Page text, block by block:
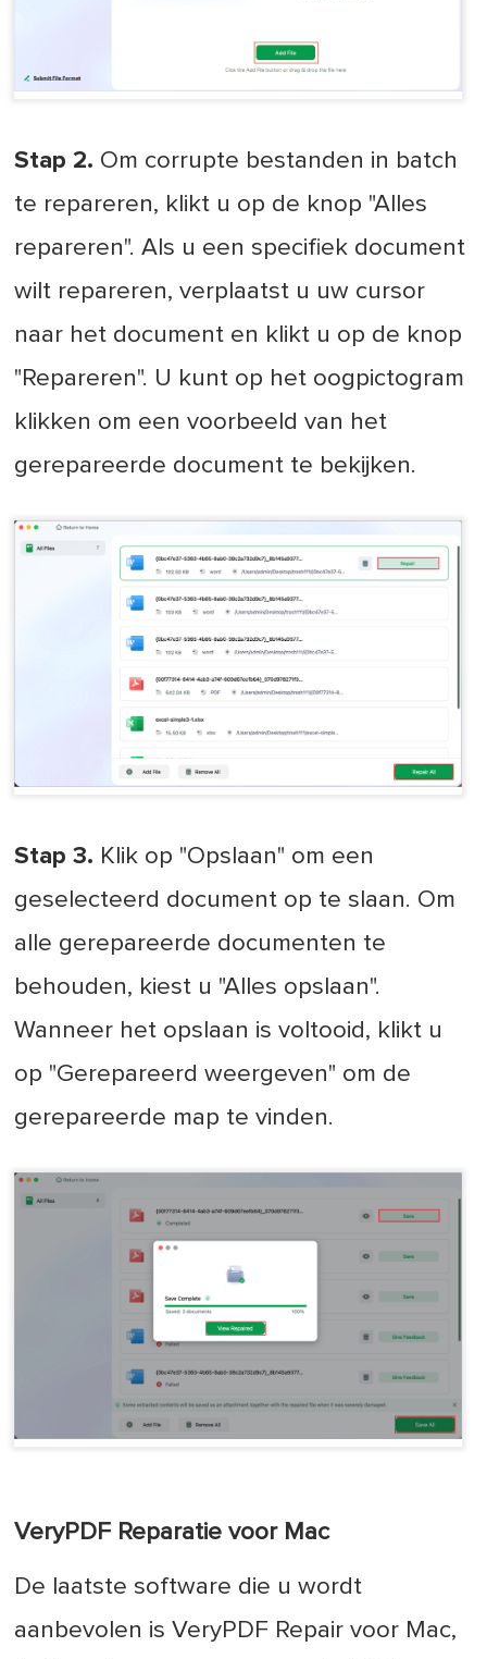
Stap 2. Om corrupte bestanden in batch
te repareren, klikt u op de knop "Alles
repareren". Als u een specifiek document
wilt repareren, verplaatst u uw cursor
naar het document en klikt u op de knop
"Repareren". U kunt op het oogpictogram
klikken om een voorbeeld van het
gerepareerde document te bekijken.
Stap 3. Klik op "Opslaan" om een
geselecteerd document op te slaan. Om
alle gerepareerde documenten te
behouden, kiest u "Alles opslaan".
Wanneer het opslaan is voltooid, klikt u
op "Gerepareerd weergeven" om de
gerepareerde map te vinden.
VeryPDF Reparatie voor Mac
De laatste software die u wordt
aanbevolen is VeryPDF Repair voor Mac,